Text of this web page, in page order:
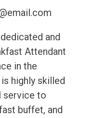
and
Attendant
in the
highly skilled
service to
buffet, and